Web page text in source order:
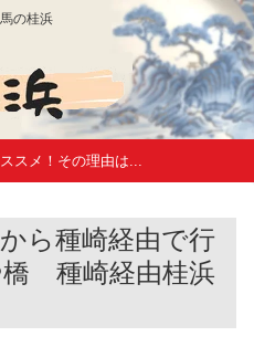
の桂浜
スメ！その理由は...
ら種崎経由で行
橋 種崎経由桂浜